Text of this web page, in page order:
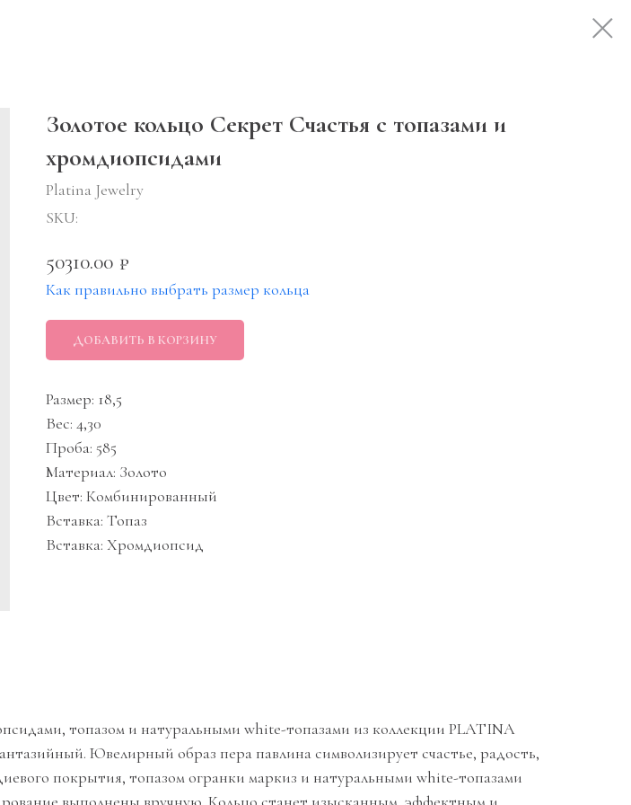
Золотое кольцо Секрет Счастья с топазами и
хромдиопсидами
Platina Jewelry
SKU:
50310.00 ₽
Как правильно выбрать размер кольца
ДОБАВИТЬ В КОРЗИНУ
Размер: 18,5
Вес: 4,30
Проба: 585
Материал: Золото
Цвет: Комбинированный
Вставка: Топаз
Вставка: Хромдиопсид
топазом и натуральными white-топазами из коллекции PLATINA
Ювелирный образ пера павлина символизирует счастье, радость,
покрытия, топазом огранки маркиз и натуральными white-топазами